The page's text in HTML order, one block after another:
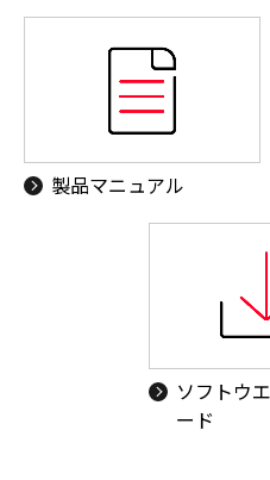
製品マニュアル
ソフトウ
ード